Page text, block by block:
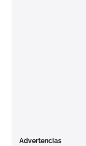
Advertencias